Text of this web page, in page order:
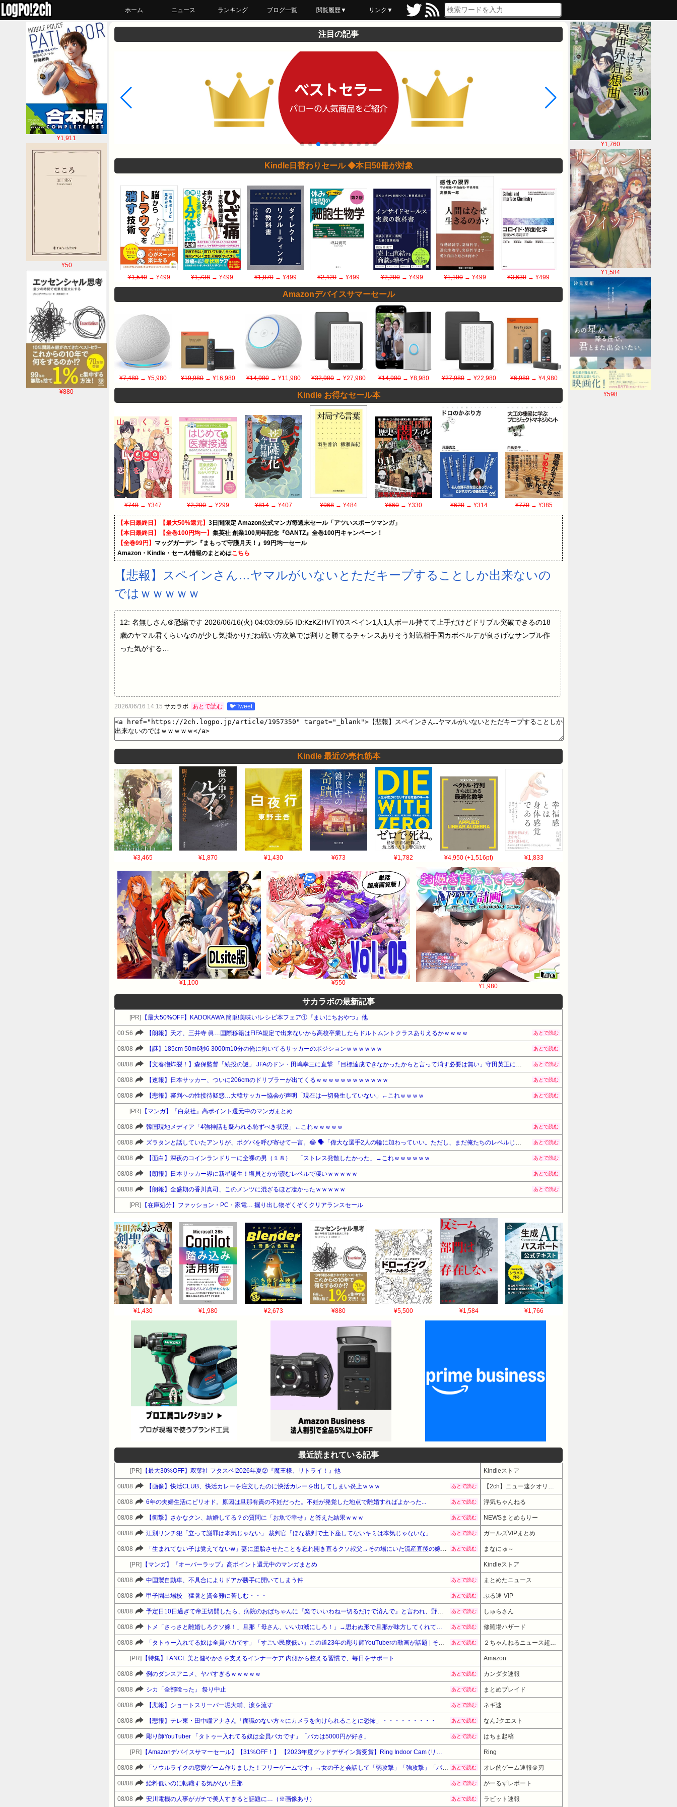
ホーム ニュース ランキング ブログ一覧 閲覧履歴▼
最近読んだ
あとで読む
ブックマーク
リンク▼
¥1,760
¥1,584
¥598
¥1,911
¥50
¥880
注目の記事
Kindle日替わりセール ◆本日50冊が対象
¥1,540→ ¥499 ¥1,738 → ¥499 ¥1,870→ ¥499 ¥2,420 → ¥499 ¥2,200→ ¥499 ¥1,100 → ¥499 ¥3,630→ ¥499
Amazonデバイスサマーセール
¥7,480 → ¥5,980 ¥19,980→ ¥16,980 ¥14,980→ ¥11,980 ¥32,980→ ¥27,980 ¥14,980→ ¥8,980 ¥27,980→ ¥22,980 ¥6,980→ ¥4,980
Kindle お得なセール本
¥748 → ¥347 ¥2,200→ ¥299 ¥814→ ¥407 ¥968→ ¥484 ¥660→ ¥330 ¥628→ ¥314 ¥770→ ¥385
【本日最終日】【最大50%還元】 3日間限定 Amazon公式マンガ毎週末セール「アツいスポーツマンガ」
【本日最終日】【全巻100円均一】 集英社 創業100周年記念『GANTZ』全巻100円キャンペーン！
【全巻99円】 マッグガーデン『まもって守護月天！』99円均一セール
Amazon・Kindle・セール情報のまとめはこちら
【悲報】スペインさん…ヤマルがいないとただキープすることしか出来ないの
ではｗｗｗｗｗ
12: 名無しさん＠恐縮です 2026/06/16(火) 04:03:09.55 ID:KzKZHVTY0スペイン1人1人ボール持てて上手だけどドリブル突破できるの18
歳のヤマル君くらいなのが少し気掛かりだね戦い方次第では割りと勝てるチャンスありそう対戦相手国カボベルデが良さげなサンプル作
った気がする…
2026/06/16 14:15 サカラボ あとで読む 🐦Tweet
Kindle 最近の売れ筋本
¥3,465 ¥1,870 ¥1,430 ¥673 ¥1,782 ¥4,950 (+1,516pt) ¥1,833
¥1,100 ¥550 ¥1,980
サカラボの最新記事
[PR] 【最大50%OFF】KADOKAWA 簡単!美味い!レシピ本フェア①『まいにちおやつ』他
00:56 【朗報】天才、三井寺 眞…国際移籍はFIFA規定で出来ないから高校卒業したらドルトムントクラスありえるかｗｗｗｗ あとで読む
08/08 【謎】185cm 50m6秒6 3000m10分の俺に向いてるサッカーのポジションｗｗｗｗｗｗ あとで読む
08/08 【文春砲炸裂！】森保監督「続投の謎」 JFAのドン・田嶋幸三に直撃 「目標達成できなかったからと言って消す必要は無い」守田英正にも言及！！ あとで読む
08/08 【速報】日本サッカー、ついに206cmのドリブラーが出てくるｗｗｗｗｗｗｗｗｗｗｗｗ あとで読む
08/08 【悲報】審判への性接待疑惑…大韓サッカー協会が声明「現在は一切発生していない」←これｗｗｗｗ あとで読む
[PR] 【マンガ】『白泉社』高ポイント還元中のマンガまとめ
08/08 韓国現地メディア「4強神話も疑われる恥ずべき状況」←これｗｗｗｗｗ あとで読む
08/08 ズラタンと話していたアンリが、ポグバを呼び寄せて一言。😂 🗣️「偉大な選手2人の輪に加わっていい。ただし、まだ俺たちのレベルじゃないから床に座れ。」 あとで読む
08/08 【面白】深夜のコインランドリーに全裸の男（１８） 「ストレス発散したかった」→これｗｗｗｗｗｗ あとで読む
08/08 【朗報】日本サッカー界に新星誕生！塩貝とかが霞むレベルで凄いｗｗｗｗｗ あとで読む
08/08 【朗報】全盛期の香川真司、このメンツに混ざるほど凄かったｗｗｗｗｗ あとで読む
[PR] 【在庫処分】ファッション・PC・家電… 掘り出し物ぞくぞくクリアランスセール
¥1,430 ¥1,980 ¥2,673 ¥880 ¥5,500 ¥1,584 ¥1,766
最近読まれている記事
[PR] 【最大30%OFF】双葉社 フタスペ!2026年夏②『魔王様、リトライ！』他 Kindleストア
08/08 【画像】快活CLUB、快活カレーを注文したのに快活カレーを出してしまい炎上ｗｗｗ あとで読む
08/08 6年の夫婦生活にピリオド。原因は旦那有責の不妊だった。不妊が発覚した地点で離婚すればよかった... あとで読む 浮気ちゃんねる
08/08 【衝撃】さかなクン、結婚してる？の質問に「お魚で幸せ」と答えた結果ｗｗｗ あとで読む NEWSまとめもりー
08/08 江別リンチ犯「立って謝罪は本気じゃない」 裁判官「ほな裁判で土下座してないキミは本気じゃないな」 あとで読む ガールズVIPまとめ
08/08 あとで読む まなにゅ～
[PR] 【マンガ】『オーバーラップ』高ポイント還元中のマンガまとめ Kindleストア
08/08 中国製自動車、不具合によりドアが勝手に開いてしまう件 あとで読む まとめたニュース
08/08 甲子園出場校 猛暑と資金難に苦しむ・・・ あとで読む ぶる速-VIP
08/08 あとで読む しゅらさん
08/08 トメ「さっさと離婚しろクソ嫁！」旦那「母さん、いい加減にしろ！」→思わぬ形で旦那が味方してくれて… あとで読む 修羅場ハザード
08/08 あとで読む
[PR] 【特集】FANCL 美と健やかさを支えるインナーケア 内側から整える習慣で、毎日をサポート Amazon
08/08 例のダンスアニメ、ヤバすぎるｗｗｗｗｗ あとで読む カンダタ速報
08/08 シカ「全部喰った」 祭り中止 あとで読む まとめブレイド
08/08 【悲報】ショートスリーパー堀大輔、涙を流す あとで読む ネギ速
08/08 【悲報】テレ東・田中瞳アナさん「面識のない方々にカメラを向けられることに恐怖」・・・・・・・・・ あとで読む なんJクエスト
08/08 彫り師YouTuber 「タトゥー入れてる奴は全員バカです」「バカは5000円が好き」 あとで読む はちま起稿
[PR] Ring
08/08 「ソウルライクの恋愛ゲーム作りました！フリーゲームです」→女の子と会話して「弱攻撃」「強攻撃」「パリィ」「ローリング」を選ぶガチでダークソウルなんだがｗｗｗｗｗ あとで読む オレ的ゲーム速報＠刃
08/08 給料低いのに転職する気がない旦那 あとで読む がーるずレポート
08/08 安川電機の人事がガチで美人すぎると話題に…（※画像あり） あとで読む ラビット速報